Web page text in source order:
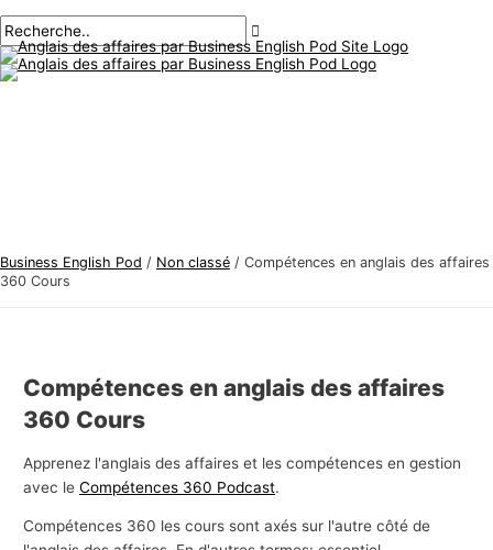
au
contenu
principal
Business English Pod / Non classé / Compétences en anglais des affaires
360 Cours
Compétences en anglais des affaires
360 Cours
Apprenez l'anglais des affaires et les compétences en gestion
avec leCompétences 360 Podcast.
Compétences 360 les cours sont axés sur l'autre côté de
des
articles
ici..
mail*
S
u
j
n
i
s
d
e
s
R
e
c
r